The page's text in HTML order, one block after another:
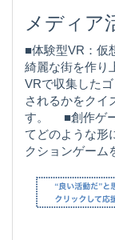
メディア
■体験型VR：仮
綺麗な街を作り
VRで収集した
されるかをクイ
す。 ■創作ゲー
てどのような形
クションゲーム